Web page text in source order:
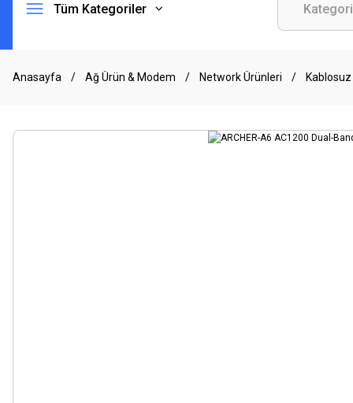
Tüm Kategoriler
Anasayfa Ağ Ürün & Modem Network Ürünleri